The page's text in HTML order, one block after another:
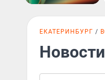
ЕКАТЕРИНБУРГ